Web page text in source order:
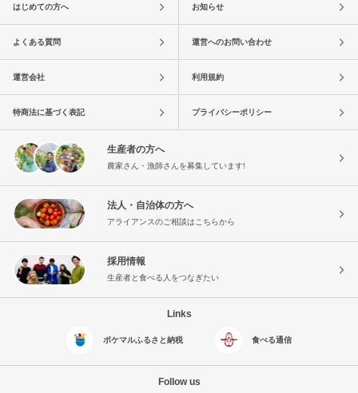
はじめての方へ お知らせ
よくある質問 運営へのお問い合わせ
運営会社 利用規約
特商法に基づく表記 プライバシーポリシー
生産者の方へ
農家さん・漁師さんを募集しています!
法人・自治体の方へ
アライアンスのご相談はこちらから
採用情報
生産者と食べる人をつなぎたい
Links
ポケマルふるさと納税 食べる通信
Follow us